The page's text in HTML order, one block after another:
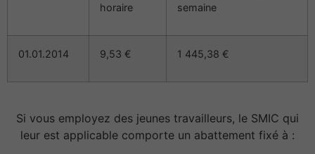
horaire
semaine
01.01.2014 9,53 € 1 445,38 €
Si vous employez des jeunes travailleurs, le SMIC qui
leur est applicable comporte un abattement fixé à :